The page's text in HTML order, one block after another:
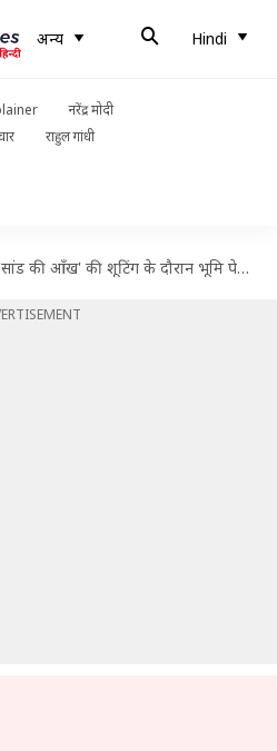
अन्य Hindi
नरेंद्र मोदी
राहुल गांधी
'सांड की आँख' की शूटिंग के दौरान भूमि पेडनेकर का चेहरा झुलसा